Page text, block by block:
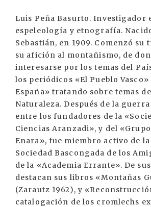
Luis Peña Basurto. Investigador
espeleología y etnografía.
Sebastián, en 1909. Comenzó
su afición al montañismo, de
interesarse por los temas del
los periódicos «El Pueblo Vasco»
España» tratando sobre temas
Naturaleza. Después de la
entre los fundadores de la
Ciencias Aranzadi», y del
Enara», fue miembro activo de la
Sociedad Bascongada de los
de la «Academia Errante». De
destacan sus libros «Montañas
(Zarautz 1962), y
catalogación de los cromlechs